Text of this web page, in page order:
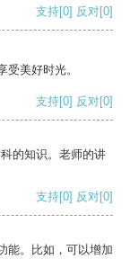
支持[0] 反对[0]
美好时光。
支持[0] 反对[0]
的知识。老师的讲
支持[0] 反对[0]
能。比如，可以增加